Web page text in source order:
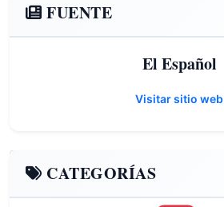
FUENTE
El Español
Visitar sitio web
CATEGORÍAS